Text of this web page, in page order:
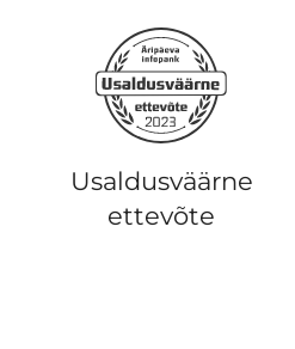
Usaldusväärne
ettevõte